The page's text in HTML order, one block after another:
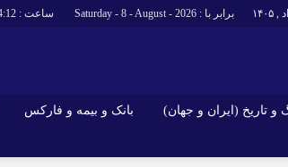
برابر با : Saturday - 8 - August - 2026 ساعت :
و تاریخ (ایران و جهان) بانک و بیمه و فارکس